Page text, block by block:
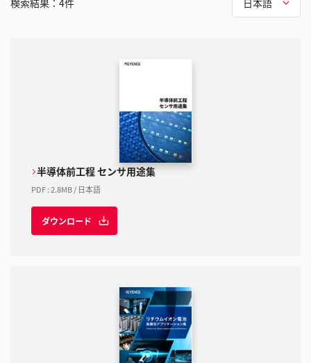
検索結果： 4件 日本語
半導体前工程 センサ用途集
PDF:2.8MB/ 日本語
ダウンロード